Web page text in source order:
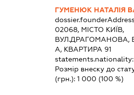
ГУМЕНЮК НАТАЛІЯ
02068, МІСТО КИЇВ,
ВУЛ.ДРАГОМАНОВА,
А, КВАРТИРА 91
Розмір внеску до
(грн.):1 000 (100 %)